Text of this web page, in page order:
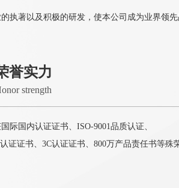
执著以及积极的研发，使本公司成为业界领先
誉实力
strength
际国内认证证书、ISO-9001品质认证、
认证证书、3C认证证书、800万产品责任书等殊